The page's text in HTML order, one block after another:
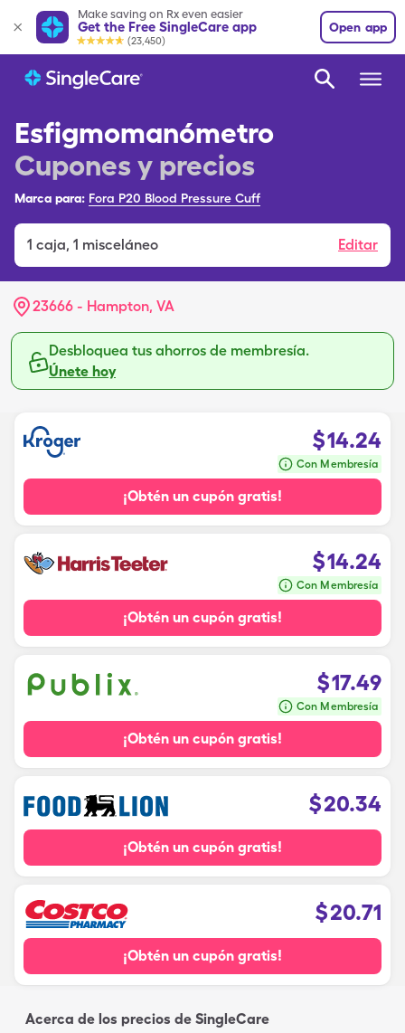
Make saving on Rx even easier
Get the Free SingleCare app
(23,450)
Open app
Esfigmomanómetro
Cupones y precios
Marca para: Fora P20 Blood Pressure Cuff
1 caja, 1 misceláneo Editar
23666 - Hampton, VA
Desbloquea tus ahorros de membresía.
Únete hoy
$14.24
Con Membresía
¡Obtén un cupón gratis!
$14.24
Con Membresía
¡Obtén un cupón gratis!
$17.49
Con Membresía
¡Obtén un cupón gratis!
$20.34
¡Obtén un cupón gratis!
$20.71
¡Obtén un cupón gratis!
Acerca de los precios de SingleCare